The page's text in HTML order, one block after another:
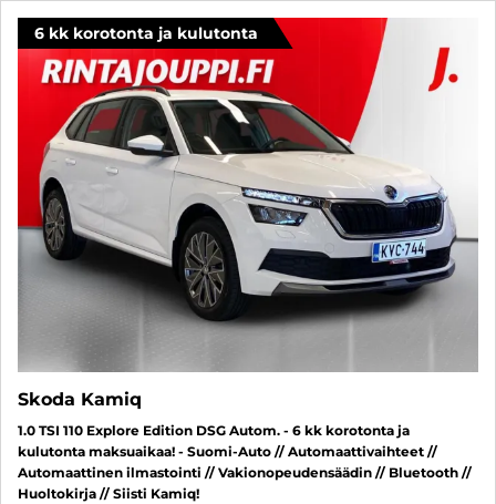
6 kk korotonta ja kulutonta
Skoda Kamiq
1.0 TSI 110 Explore Edition DSG Autom. - 6 kk korotonta ja
kulutonta maksuaikaa! - Suomi-Auto // Automaattivaihteet //
Automaattinen ilmastointi // Vakionopeudensäädin // Bluetooth //
Huoltokirja // Siisti Kamiq!